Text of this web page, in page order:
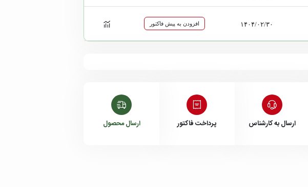
۱۴۰۴/۰۲/۳۰ افزودن به پیش فاکتور
ارسال به کارشناس پرداخت فاکتور ارسال محصول